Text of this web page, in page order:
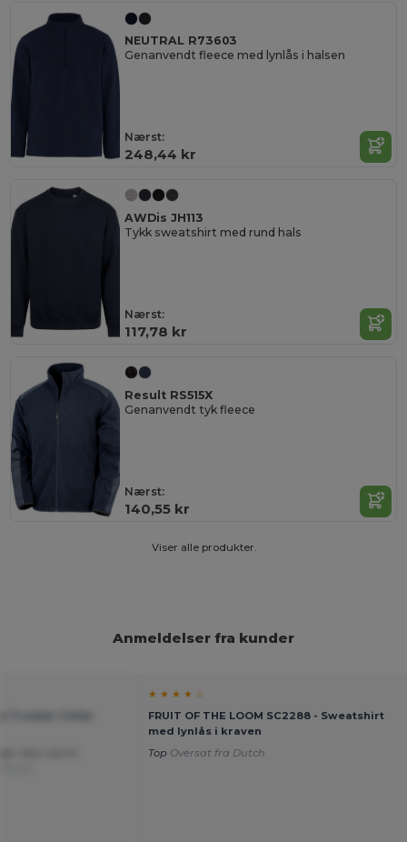
NEUTRAL R73603
Genanvendt fleece med lynlås i halsen
Nærst:
248,44 kr
AWDis JH113
Tykk sweatshirt med rund hals
Nærst:
117,78 kr
Result RS515X
Genanvendt tyk fleece
Nærst:
140,55 kr
Viser alle produkter.
Anmeldelser fra kunder
★ ★ ★ ★ ☆
FRUIT OF THE LOOM SC2288 - Sweatshirt
med lynlås i kraven
Top Oversat fra Dutch